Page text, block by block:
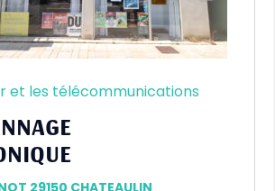
et les télécommunications